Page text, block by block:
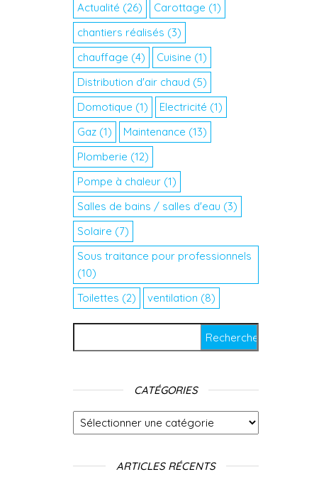
Actualité (26) Carottage (1)
chantiers réalisés (3)
chauffage (4) Cuisine (1)
Distribution d'air chaud (5)
Domotique (1) Electricité (1)
Gaz(1) Maintenance (13)
Plomberie (12)
Pompe à chaleur(1)
Salles de bains / salles d'eau (3)
Solaire (7)
Sous traitance pour professionnels
(10)
Toilettes (2) ventilation (8)
CATÉGORIES
Catégories
ARTICLES RÉCENTS